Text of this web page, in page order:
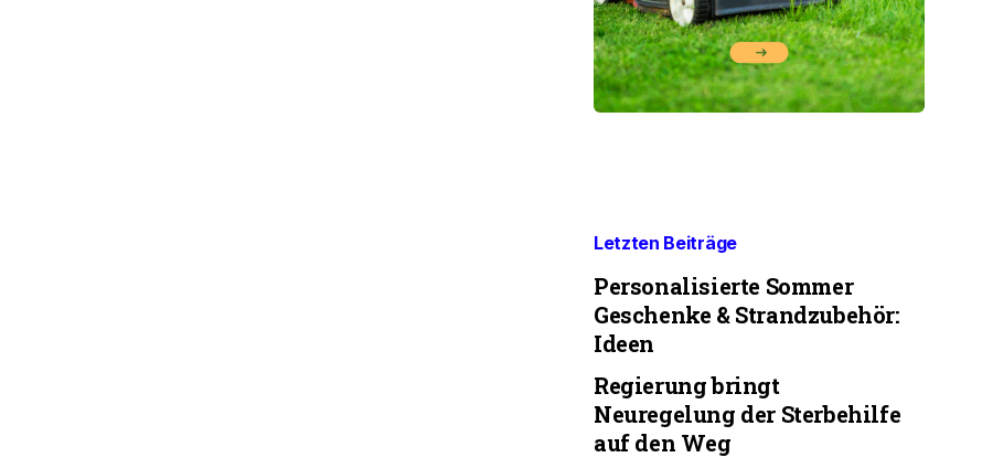
Letzten Beiträge
Personalisierte Sommer
Geschenke & Strandzubehör:
Ideen
Regierung bringt
Neuregelung der Sterbehilfe
auf den Weg